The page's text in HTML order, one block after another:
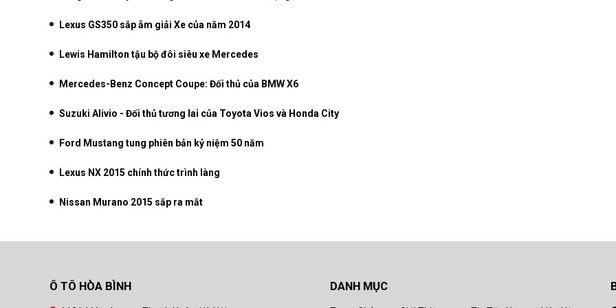
Lexus GS350 sắp ẵm giải Xe của năm 2014
Lewis Hamilton tậu bộ đôi siêu xe Mercedes
Mercedes-Benz Concept Coupe: Đối thủ của BMW X6
Suzuki Alivio - Đối thủ tương lai của Toyota Vios và Honda City
Ford Mustang tung phiên bản kỷ niệm 50 năm
Lexus NX 2015 chính thức trình làng
Nissan Murano 2015 sắp ra mắt
Ô TÔ HÒA BÌNH DANH MỤC